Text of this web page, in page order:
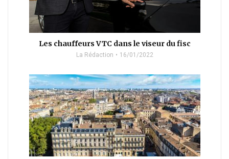
Les chauffeurs VTC dans le viseur du fisc
La Rédaction 16/01/2022